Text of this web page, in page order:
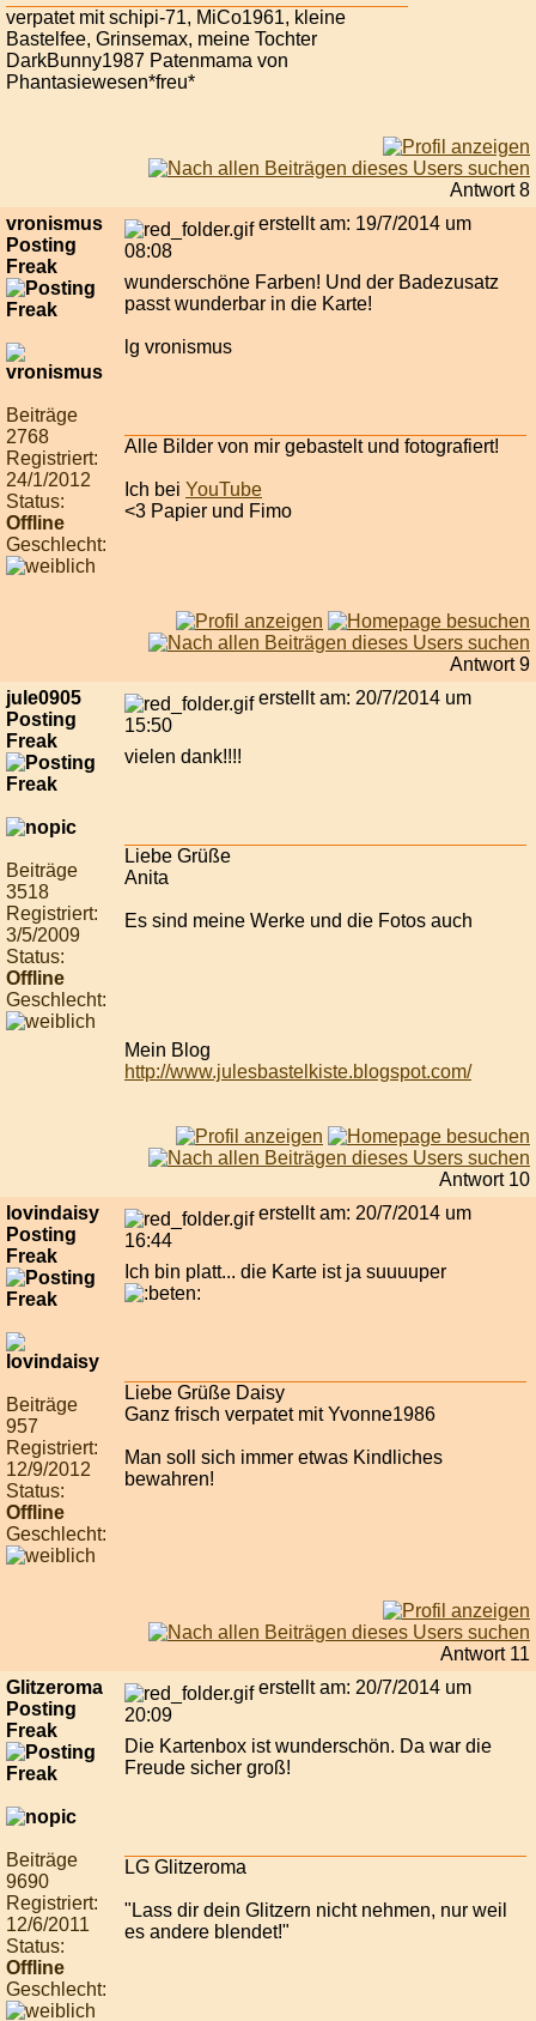
verpatet mit schipi-71, MiCo1961, kleine
Bastelfee, Grinsemax, meine Tochter
DarkBunny1987 Patenmama von
Phantasiewesen*freu*
Antwort 8
vronismus
Posting
Freak
Beiträge
2768
Registriert:
24/1/2012
Status:
Offline
Geschlecht:
erstellt am: 19/7/2014 um
08:08
wunderschöne Farben! Und der Badezusatz
passt wunderbar in die Karte!
lg vronismus
Alle Bilder von mir gebastelt und fotografiert!
Ich bei YouTube
<3 Papier und Fimo
Antwort 9
jule0905
Posting
Freak
Beiträge
3518
Registriert:
3/5/2009
Status:
Offline
Geschlecht:
erstellt am: 20/7/2014 um
15:50
vielen dank!!!!
Liebe Grüße
Anita
Es sind meine Werke und die Fotos auch
Mein Blog
http://www.julesbastelkiste.blogspot.com/
Antwort 10
lovindaisy
Posting
Freak
Beiträge
957
Registriert:
12/9/2012
Status:
Offline
Geschlecht:
erstellt am: 20/7/2014 um
16:44
Ich bin platt... die Karte ist ja suuuuper
Liebe Grüße Daisy
Ganz frisch verpatet mit Yvonne1986
Man soll sich immer etwas Kindliches
bewahren!
Antwort 11
Glitzeroma
Posting
Freak
Beiträge
9690
Registriert:
12/6/2011
Status:
Offline
Geschlecht:
erstellt am: 20/7/2014 um
20:09
Die Kartenbox ist wunderschön. Da war die
Freude sicher groß!
LG Glitzeroma
"Lass dir dein Glitzern nicht nehmen, nur weil
es andere blendet!"